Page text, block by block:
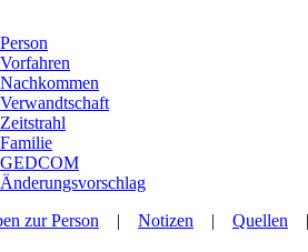
Person
Vorfahren
Nachkommen
Verwandtschaft
Zeitstrahl
Familie
GEDCOM
Änderungsvorschlag
zur Person | Notizen | Quellen